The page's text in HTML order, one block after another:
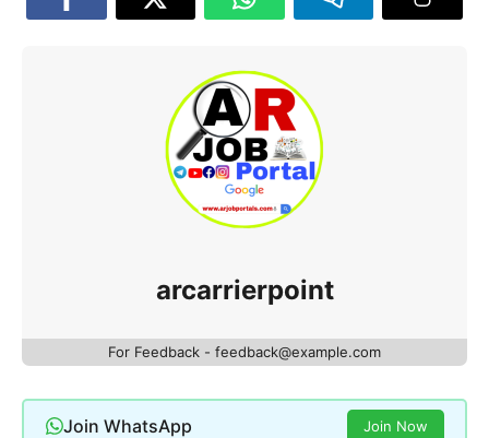
arcarrierpoint
For Feedback - feedback@example.com
Join WhatsApp Join Now